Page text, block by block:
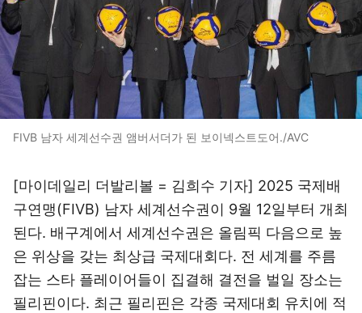
FIVB 남자 세계선수권 앰버서더가 된 보이넥스트도어./AVC
[마이데일리 더발리볼 = 김희수 기자] 2025 국제배
구연맹(FIVB) 남자 세계선수권이 9월 12일부터 개최
된다. 배구계에서 세계선수권은 올림픽 다음으로 높
은 위상을 갖는 최상급 국제대회다. 전 세계를 주름
잡는 스타 플레이어들이 집결해 결전을 벌일 장소는
필리핀이다. 최근 필리핀은 각종 국제대회 유치에 적